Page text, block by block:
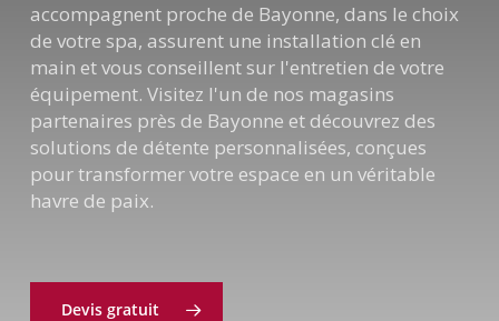
accompagnent proche de Bayonne, dans le choix
de votre spa, assurent une installation clé en
main et vous conseillent sur l'entretien de votre
équipement. Visitez l'un de nos magasins
partenaires près de Bayonne et découvrez des
solutions de détente personnalisées, conçues
pour transformer votre espace en un véritable
havre de paix.
Devis gratuit